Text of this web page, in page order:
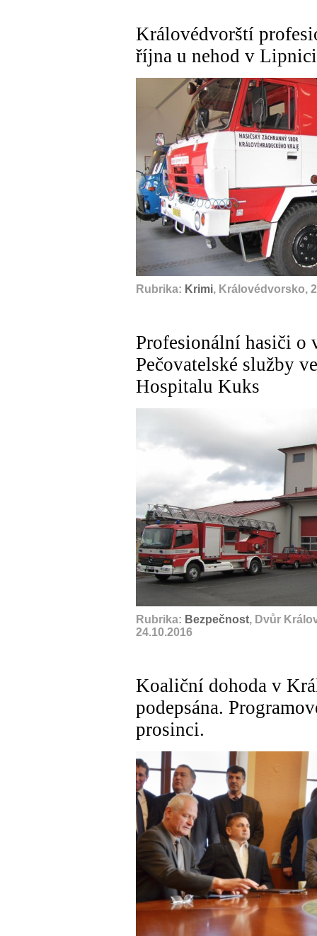
Královédvorští
října u nehod v
Rubrika: Krimi, Královédvorsko,
Profesionální hasiči o
Pečovatelské služby
Hospitalu Kuks
Rubrika: Bezpečnost, Dvůr
24.10.2016
Koaliční dohoda v
podepsána.
prosinci.